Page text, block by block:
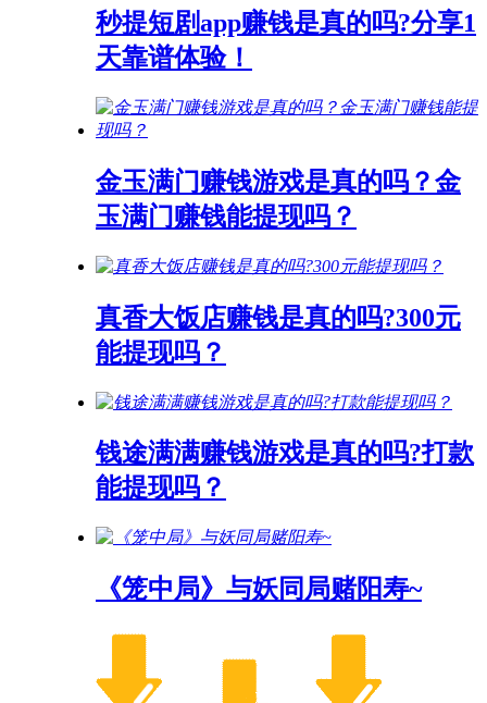
秒提短剧app赚钱是真的吗?分享1
天靠谱体验！
金玉满门赚钱游戏是真的吗？金
玉满门赚钱能提现吗？
真香大饭店赚钱是真的吗?300元
能提现吗？
钱途满满赚钱游戏是真的吗?打款
能提现吗？
《笼中局》与妖同局赌阳寿~